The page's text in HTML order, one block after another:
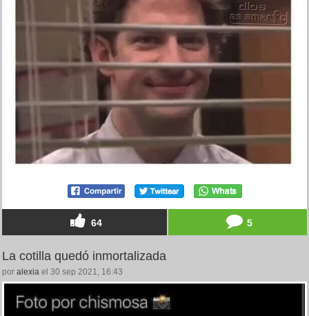
64 5
La cotilla quedó inmortalizada
por alexia el 30 sep 2021, 16:43